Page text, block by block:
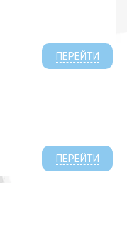
ПЕРЕЙТИ
ПЕРЕЙТИ